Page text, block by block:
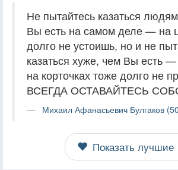
Не пытайтесь казаться
Вы есть на самом деле — на
долго не устоишь, но и не
казаться хуже, чем Вы есть —
на корточках тоже долго не
ВСЕГДА ОСТАВАЙТЕСЬ
Михаил Афанасьевич Булгаков
Показать лучшие